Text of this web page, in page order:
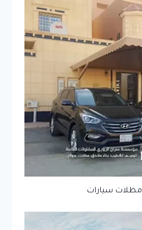
مظلات سيارات